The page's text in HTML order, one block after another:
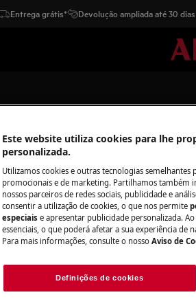
Entrega grátis* Devolução ampliada até 30 dias
Apoio a
Este website utiliza cookies para lhe
personalizada.
Utilizamos cookies e outras tecnologias
promocionais e de marketing. Partilhamos também
nossos parceiros de redes sociais, publicidade e
consentir a utilização de cookies, o que nos permite
especiais e apresentar publicidade personalizada.
essenciais, o que poderá afetar a sua experiência de
Para mais informações, consulte o nosso Aviso de
Definições de cookies